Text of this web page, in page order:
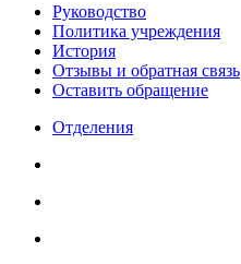
Руководство
Политика учреждения
История
Отзывы и обратная связь
Оставить обращение
Отделения